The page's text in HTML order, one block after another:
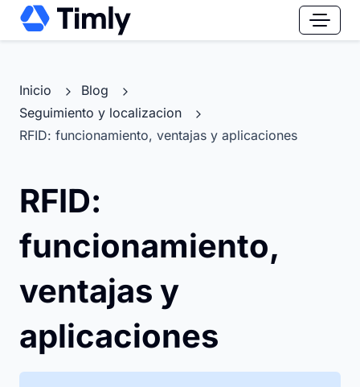
Inicio
Blog
Seguimiento y localizacion
RFID: funcionamiento, ventajas y aplicaciones
RFID:
funcionamiento,
ventajas y
aplicaciones